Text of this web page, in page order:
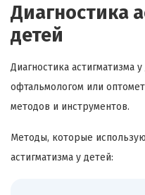
Диагностика
детей
Диагностика астигматизма
офтальмологом или
методов и инструментов.
Методы, которые
астигматизма у детей: